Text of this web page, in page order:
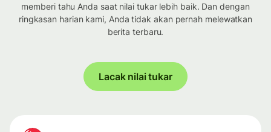
memberi tahu Anda saat nilai tukar lebih baik. Dan dengan
ringkasan harian kami, Anda tidak akan pernah melewatkan
berita terbaru.
Lacak nilai tukar